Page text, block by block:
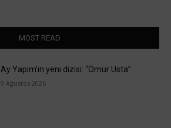
MOST READ
Ay Yapım’ın yeni dizisi: “Ömür Usta”
9 Ağustos 2026